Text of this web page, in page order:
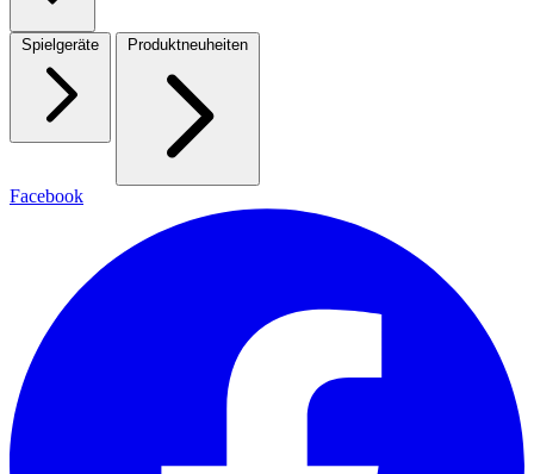
Spielgeräte Produktneuheiten
Facebook